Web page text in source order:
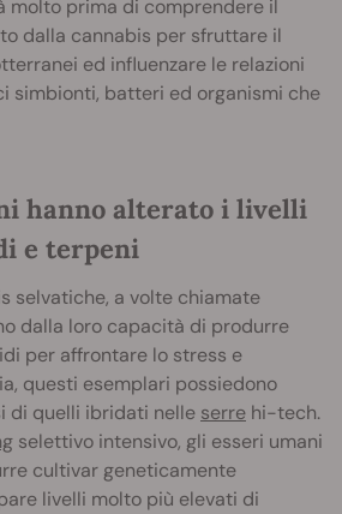
molto prima di comprendere il
dalla cannabis per sfruttare il
ed influenzare le relazioni
simbionti, batteri ed organismi che
hanno alterato i livelli
e terpeni
selvatiche, a volte chiamate
dalla loro capacità di produrre
per affrontare lo stress e
questi esemplari possiedono
di quelli ibridati nelle serre hi-tech.
selettivo intensivo, gli esseri umani
cultivar geneticamente
livelli molto più elevati di